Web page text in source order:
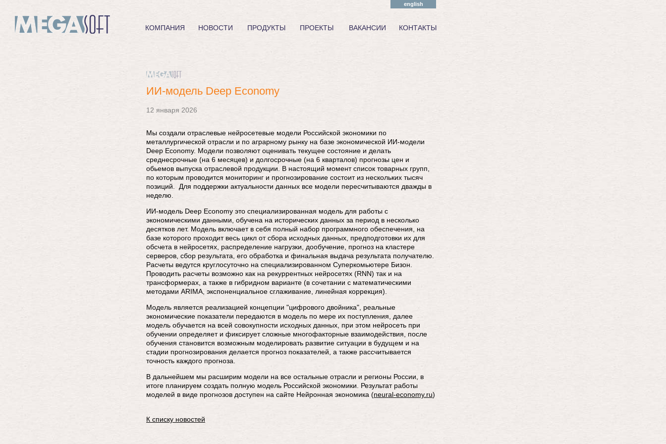
english
КОМПАНИЯ НОВОСТИ ПРОДУКТЫ ПРОЕКТЫ ВАКАНСИИ КОНТАКТЫ
ИИ-модель Deep Economy
12 января 2026
Мы создали отраслевые нейросетевые модели Российской экономики по
металлургической отрасли и по аграрному рынку на базе экономической ИИ-модели
Deep Economy. Модели позволяют оценивать текущее состояние и делать
среднесрочные (на 6 месяцев) и долгосрочные (на 6 кварталов) прогнозы цен и
обьемов выпуска отраслевой продукции. В настоящий момент список товарных групп,
по которым проводится мониторинг и прогнозирование состоит из нескольких тысяч
позиций. Для поддержки актуальности данных все модели пересчитываются дважды в
неделю.
ИИ-модель Deep Economy это специализированная модель для работы с
экономическими данными, обучена на исторических данных за период в несколько
десятков лет. Модель включает в себя полный набор программного обеспечения, на
базе которого проходит весь цикл от сбора исходных данных, предподготовки их для
обсчета в нейросетях, распределение нагрузки, дообучение, прогноз на кластере
серверов, сбор результата, его обработка и финальная выдача результата получателю.
Расчеты ведутся круглосуточно на специализированном Суперкомьютере Бизон.
Проводить расчеты возможно как на рекуррентных нейросетях (RNN) так и на
трансформерах, а также в гибридном варианте (в сочетании с математическими
методами ARIMA, экспоненциальное сглаживание, линейная коррекция).
Модель является реализацией концепции "цифрового двойника", реальные
экономические показатели передаются в модель по мере их поступления, далее
модель обучается на всей совокупности исходных данных, при этом нейросеть при
обучении определяет и фиксирует сложные многофакторные взаимодействия, после
обучения становится возможным моделировать развитие ситуации в будущем и на
стадии прогнозирования делается прогноз показателей, а также рассчитывается
точность каждого прогноза.
В дальнейшем мы расширим модели на все остальные отрасли и регионы России, в
итоге планируем создать полную модель Российской экономики. Результат работы
моделей в виде прогнозов доступен на сайте Нейронная экономика (neural-economy.ru)
К списку новостей